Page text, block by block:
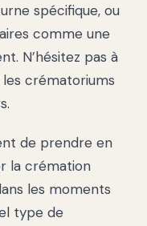
spécifique, ou
comme une
N’hésitez pas à
crématoriums
de prendre en
la crémation
les moments
type de